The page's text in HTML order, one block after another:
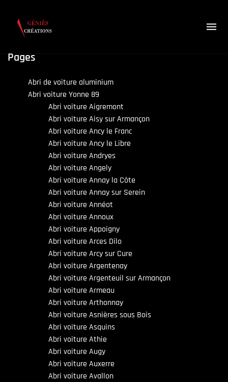
Pages
Abri de voiture aluminium
Abri voiture Yonne 89
Abri voiture Aigremont
Abri voiture Aisy sur Armançon
Abri voiture Ancy le Franc
Abri voiture Ancy le Libre
Abri voiture Andryes
Abri voiture Angely
Abri voiture Annay la Côte
Abri voiture Annay sur Serein
Abri voiture Annéot
Abri voiture Annoux
Abri voiture Appoigny
Abri voiture Arces Dilo
Abri voiture Arcy sur Cure
Abri voiture Argentenay
Abri voiture Argenteuil sur Armançon
Abri voiture Armeau
Abri voiture Arthonnay
Abri voiture Asnières sous Bois
Abri voiture Asquins
Abri voiture Athie
Abri voiture Augy
Abri voiture Auxerre
Abri voiture Avallon